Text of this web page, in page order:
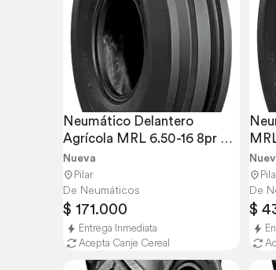
Neumático Delantero
Agrícola MRL 6.50-16 8pr
MTF 212 TL
Nueva
Pilar
De Neumáticos
$ 171.000
Entrega Inmediata
Acepta Canje Cereal
De
$